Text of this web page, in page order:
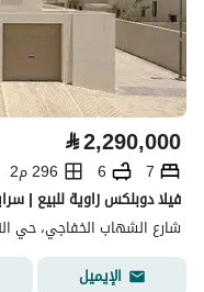
⃁2,290,000
7
6
296 م2
فيلا دوبلكس زاوية للبيع |
شارع الشهاب الخفاجي، حي
الإيميل